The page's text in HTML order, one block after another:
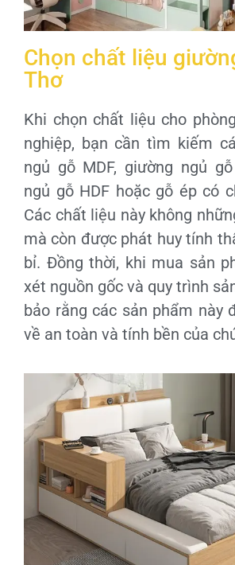
Chọn chất liệu
Thơ
Khi chọn chất liệu cho
nghiệp, bạn cần tìm kiếm
ngủ gỗ MDF, giường ngủ
ngủ gỗ HDF hoặc gỗ ép có
Các chất liệu này không
mà còn được phát huy tính
bỉ. Đồng thời, khi mua sản
xét nguồn gốc và quy trình
bảo rằng các sản phẩm này
về an toàn và tính bền của